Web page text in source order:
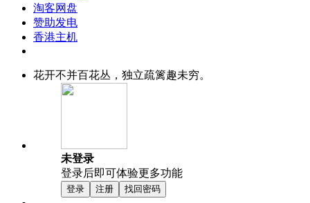
淘客网盘
赞助发电
香港主机
花开不并百花丛，独立疏篱趣未穷。
未登录
登录后即可体验更多功能
登录 注册 找回密码